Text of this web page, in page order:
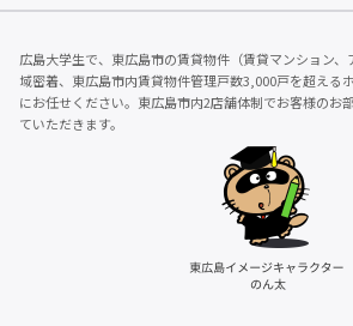
広島大学生で、東広島市の賃貸物件（賃貸マンション
域密着、東広島市内賃貸物件管理戸数3,000戸を超える
にお任せください。東広島市内2店舗体制でお客様のお
ていただきます。